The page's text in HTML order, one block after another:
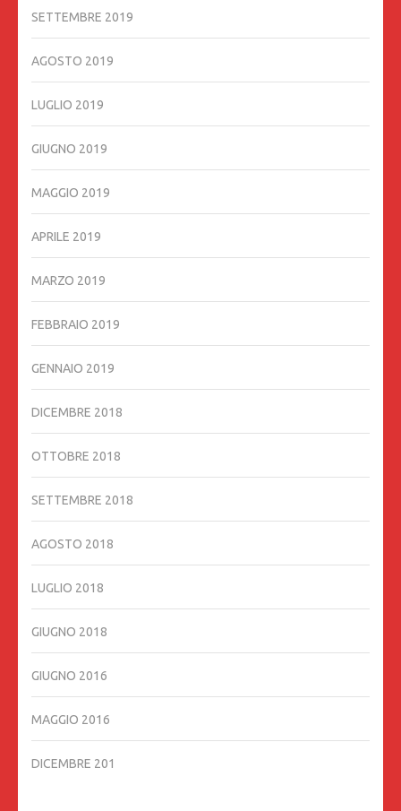
SETTEMBRE 2019
AGOSTO 2019
LUGLIO 2019
GIUGNO 2019
MAGGIO 2019
APRILE 2019
MARZO 2019
FEBBRAIO 2019
GENNAIO 2019
DICEMBRE 2018
OTTOBRE 2018
SETTEMBRE 2018
AGOSTO 2018
LUGLIO 2018
GIUGNO 2018
GIUGNO 2016
MAGGIO 2016
DICEMBRE 201